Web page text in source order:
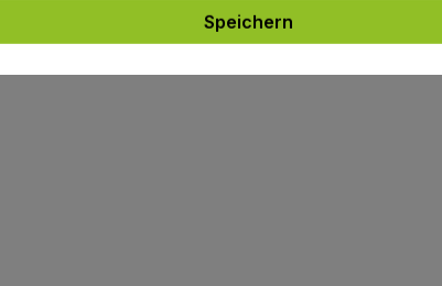
Informations-PDF:
Speichern